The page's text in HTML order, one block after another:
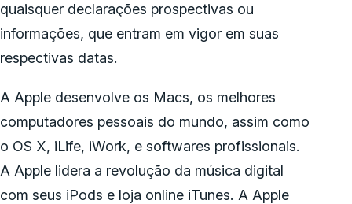
quaisquer declarações prospectivas ou
informações, que entram em vigor em suas
respectivas datas.
A Apple desenvolve os Macs, os melhores
computadores pessoais do mundo, assim como
o OS X, iLife, iWork, e softwares profissionais.
A Apple lidera a revolução da música digital
com seus iPods e loja online iTunes. A Apple